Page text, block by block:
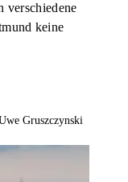
verschiedene
keine
Gruszczynski